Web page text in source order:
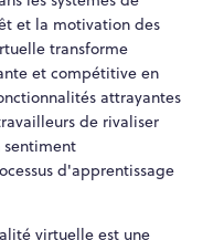
et la motivation des
transforme
et compétitive en
attrayantes
de rivaliser
sentiment
d'apprentissage
virtuelle est une